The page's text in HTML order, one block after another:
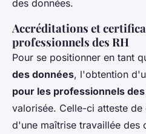
des données.
Accréditations et
professionnels des RH
Pour se positionner en tant
des données, l'obtention
pour les professionnels des
valorisée. Celle-ci atteste
d'une maîtrise travaillée des